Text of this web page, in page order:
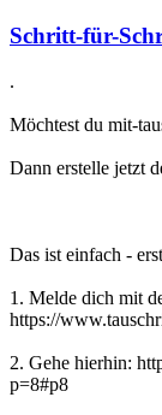
Schritt-für-
.
Möchtest du mit-
Dann erstelle jetzt
Das ist einfach -
1. Melde dich mit
https://
2. Gehe hierhin:
p=8#p8